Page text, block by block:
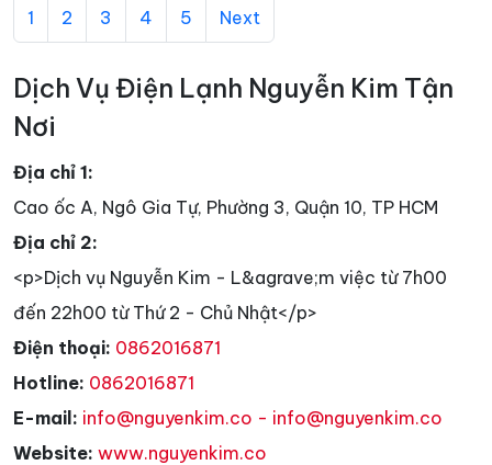
1 2 3 4 5 Next
Dịch Vụ Điện Lạnh Nguyễn Kim Tận
Nơi
Địa chỉ 1:
Cao ốc A, Ngô Gia Tự, Phường 3, Quận 10, TP HCM
Địa chỉ 2:
<p>Dịch vụ Nguyễn Kim - L&agrave;m việc từ 7h00
đến 22h00 từ Thứ 2 - Chủ Nhật</p>
Điện thoại: 0862016871
Hotline: 0862016871
E-mail: info@nguyenkim.co - info@nguyenkim.co
Website: www.nguyenkim.co